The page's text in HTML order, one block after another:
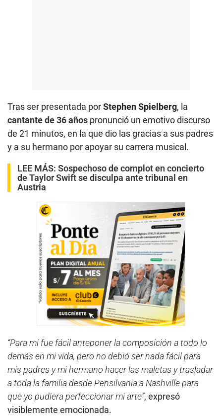
Tras ser presentada porStephen Spielberg, la
cantante de 36 años pronunció un emotivo discurso
de 21 minutos, en la que dio las gracias a sus padres
y a su hermano por apoyar su carrera musical.
LEE MÁS: Sospechoso de complot en concierto
de Taylor Swift se disculpa ante tribunal en
Austria
“Para mí fue fácil anteponer la composición a todo lo
demás en mi vida, pero no debió ser nada fácil para
mis padres y mi hermano hacer las maletas y trasladar
a toda la familia desde Pensilvania a Nashville para
que yo pudiera perfeccionar mi arte”, expresó
visiblemente emocionada.